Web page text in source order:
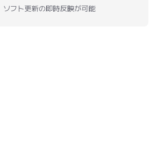
ソフト更新の即時反映が可能